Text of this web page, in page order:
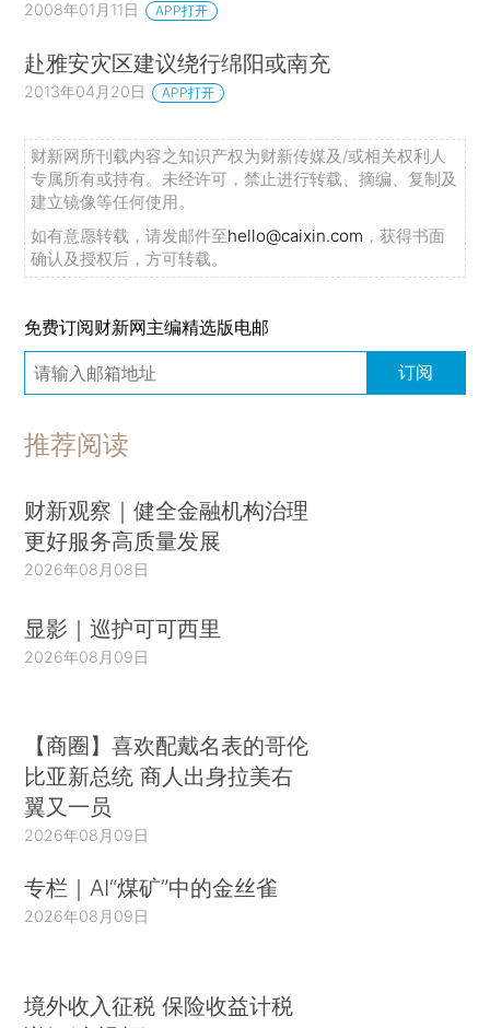
2008年01月11日 APP打开
赴雅安灾区建议绕行绵阳或南充
2013年04月20日 APP打开
财新网所刊载内容之知识产权为财新传媒及/或相关权利人
专属所有或持有。未经许可，禁止进行转载、摘编、复制及
建立镜像等任何使用。
如有意愿转载，请发邮件至hello@caixin.com ，获得书面
确认及授权后，方可转载。
免费订阅财新网主编精选版电邮
订阅
推荐阅读
财新观察｜健全金融机构治理
更好服务高质量发展
2026年08月08日
显影｜巡护可可西里
2026年08月09日
【商圈】喜欢配戴名表的哥伦
比亚新总统 商人出身拉美右
翼又一员
2026年08月09日
专栏｜AI“煤矿”中的金丝雀
2026年08月09日
境外收入征税 保险收益计税